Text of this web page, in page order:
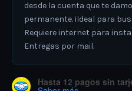
desde la cuenta que te
permanente. ¡Ideal para
Requiere internet para
Entregas por mail.
Hasta 12 pagos sin